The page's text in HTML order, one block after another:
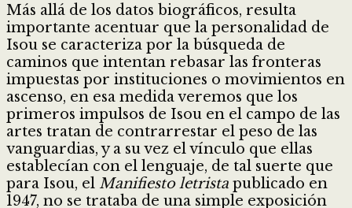
Más allá de los datos biográficos, resulta
importante acentuar que la personalidad de
Isou se caracteriza por la búsqueda de
caminos que intentan rebasar las fronteras
impuestas por instituciones o movimientos en
ascenso, en esa medida veremos que los
primeros impulsos de Isou en el campo de las
artes tratan de contrarrestar el peso de las
vanguardias, y a su vez el vínculo que ellas
establecían con el lenguaje, de tal suerte que
para Isou, el Manifiesto letrista publicado en
1947, no se trataba de una simple exposición